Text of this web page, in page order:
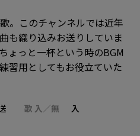
。このチャンネルでは近年
も織り込みお送りしていま
ょっと一杯という時のBGM
習用としてもお役立ていた
歌 入／無
入